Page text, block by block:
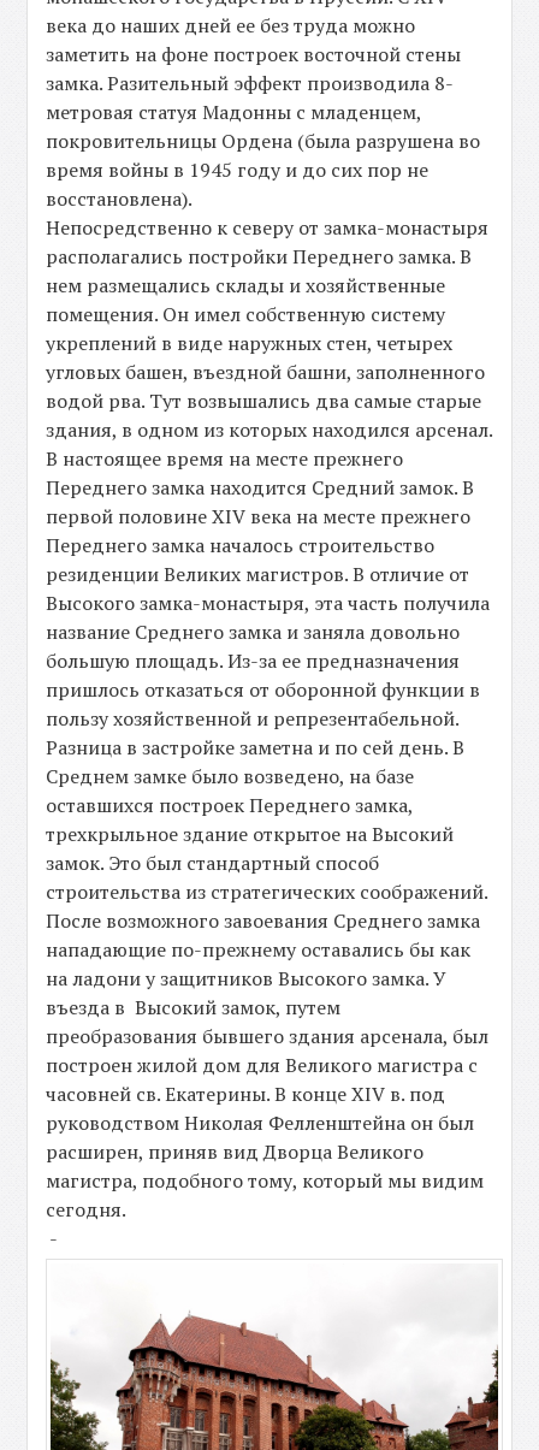
века до наших дней ее без труда можно
заметить на фоне построек восточной стены
замка. Разительный эффект производила 8-
метровая статуя Мадонны с младенцем,
покровительницы Ордена (была разрушена во
время войны в 1945 году и до сих пор не
восстановлена).
Непосредственно к северу от замка-монастыря
располагались постройки Переднего замка. В
нем размещались склады и хозяйственные
помещения. Он имел собственную систему
укреплений в виде наружных стен, четырех
угловых башен, въездной башни, заполненного
водой рва. Тут возвышались два самые старые
здания, в одном из которых находился арсенал.
В настоящее время на месте прежнего
Переднего замка находится Средний замок. В
первой половине XIV века на месте прежнего
Переднего замка началось строительство
резиденции Великих магистров. В отличие от
Высокого замка-монастыря, эта часть получила
название Среднего замка и заняла довольно
большую площадь. Из-за ее предназначения
пришлось отказаться от оборонной функции в
пользу хозяйственной и репрезентабельной.
Разница в застройке заметна и по сей день. В
Среднем замке было возведено, на базе
оставшихся построек Переднего замка,
трехкрыльное здание открытое на Высокий
замок. Это был стандартный способ
строительства из стратегических соображений.
После возможного завоевания Среднего замка
нападающие по-прежнему оставались бы как
на ладони у защитников Высокого замка. У
въезда в Высокий замок, путем
преобразования бывшего здания арсенала, был
построен жилой дом для Великого магистра с
часовней св. Екатерины. В конце XIV в. под
руководством Николая Фелленштейна он был
расширен, приняв вид Дворца Великого
магистра, подобного тому, который мы видим
сегодня.
-